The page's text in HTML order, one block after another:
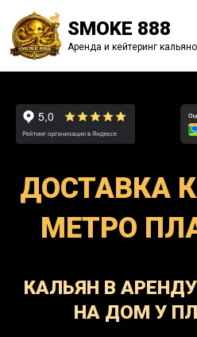
SMOKE 888
Аренда и кейтеринг
ДОСТАВКА
МЕТРО
КАЛЬЯН В
НА ДОМ У